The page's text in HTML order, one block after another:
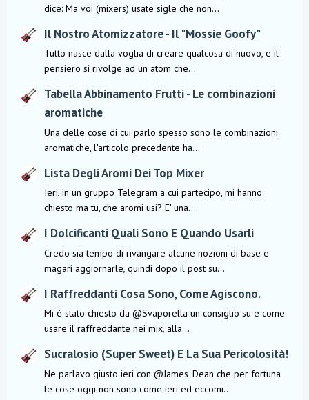
dice: Ma voi (mixers) usate sigle che non...
Il Nostro Atomizzatore - Il "Mossie Goofy"
Tutto nasce dalla voglia di creare qualcosa di nuovo, e il
pensiero si rivolge ad un atom che...
Tabella Abbinamento Frutti - Le combinazioni
aromatiche
Una delle cose di cui parlo spesso sono le combinazioni
aromatiche, l'articolo precedente ha...
Lista Degli Aromi Dei Top Mixer
Ieri, in un gruppo Telegram a cui partecipo, mi hanno
chiesto ma tu, che aromi usi? E' una...
I Dolcificanti Quali Sono E Quando Usarli
Credo sia tempo di rivangare alcune nozioni di base e
magari aggiornarle, quindi dopo il post su...
I Raffreddanti Cosa Sono, Come Agiscono.
Mi è stato chiesto da @Svaporella un consiglio su e come
usare il raffreddante nei mix, alla...
Sucralosio (Super Sweet) E La Sua Pericolosità!
Ne parlavo giusto ieri con @James_Dean che per fortuna
le cose oggi non sono come ieri ed eccomi...